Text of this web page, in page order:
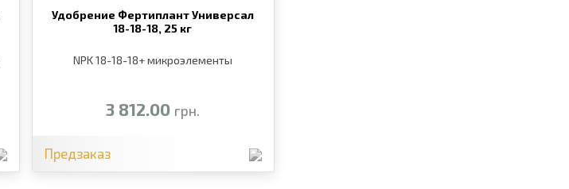
Удобрение Фертиплант Универсал
18-18-18, 25 кг
NPK 18-18-18+ микроэлементы
3 812.00 грн.
Предзаказ